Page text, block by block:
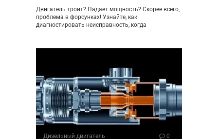
Двигатель троит? Падает мощность? Скорее всего,
проблема в форсунках! Узнайте, как
диагностировать неисправность, когда
Дизельный двигатель 0